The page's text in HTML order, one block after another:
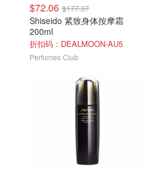
$72.06 $177.37
Shiseido 紧致身体按摩霜
200ml
折扣码：DEALMOON-AU5
Perfumes Club